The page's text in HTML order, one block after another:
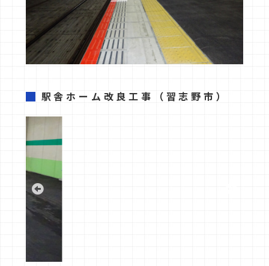
駅舎ホーム改良工事 （習志野市）